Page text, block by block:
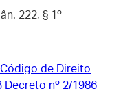
222, § 1º
de Direito
Decreto nº 2/1986